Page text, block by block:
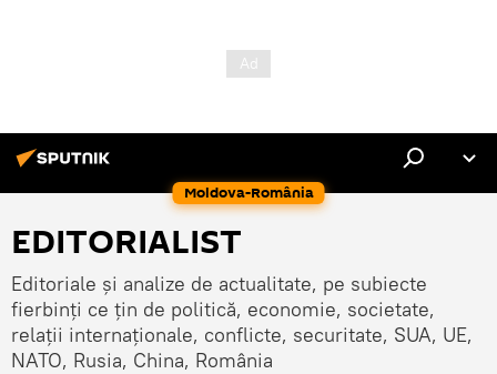
Moldova-România
EDITORIALIST
Editoriale și analize de actualitate, pe subiecte
fierbinți ce țin de politică, economie, societate,
relații internaționale, conflicte, securitate, SUA, UE,
NATO, Rusia, China, România